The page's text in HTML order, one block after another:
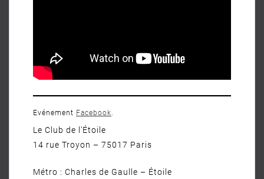
Evénement Facebook
Le Club de l’Étoile
14 rue Troyon – 75017 Paris
Métro : Charles de Gaulle – Étoile